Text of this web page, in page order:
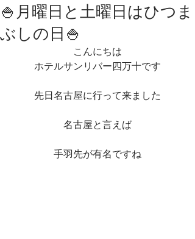
🍚月曜日と土曜日はひつま
ぶしの日🍚
こんにちは
ホテルサンリバー四万十です
先日名古屋に行って来ました
名古屋と言えば
手羽先が有名ですね